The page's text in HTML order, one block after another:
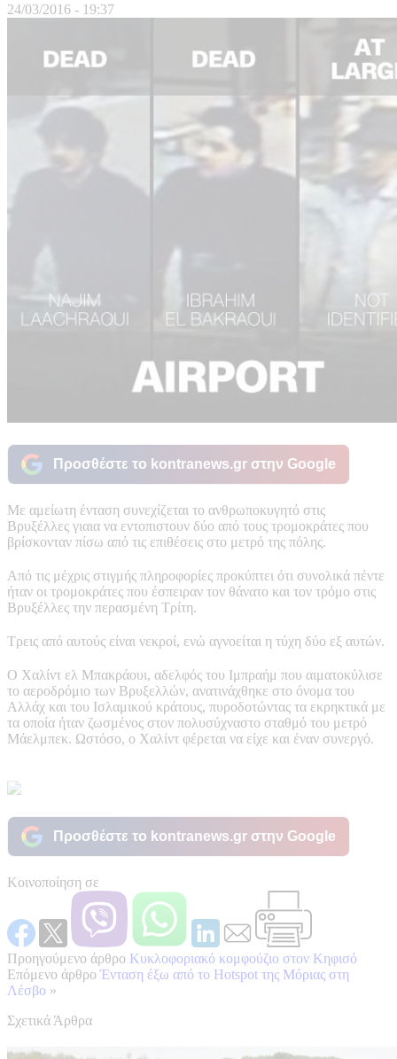
24/03/2016 - 19:37
Προσθέστε το kontranews.gr στην Google
Με αμείωτη ένταση συνεχίζεται το ανθρωποκυγητό στις
Βρυξέλλες γιαια να εντοπιστουν δύο από τους τρομοκράτες που
βρίσκονταν πίσω από τις επιθέσεις στο μετρό της πόλης.
Από τις μέχρις στιγμής πληροφορίες προκύπτει ότι συνολικά πέντε
ήταν οι τρομοκράτες που έσπειραν τον θάνατο και τον τρόμο στις
Βρυξέλλες την περασμένη Τρίτη.
Τρεις από αυτούς είναι νεκροί, ενώ αγνοείται η τύχη δύο εξ αυτών.
Ο Χαλίντ ελ Μπακράουι, αδελφός του Ιμπραήμ που αιματοκύλισε
το αεροδρόμιο των Βρυξελλών, ανατινάχθηκε στο όνομα του
Αλλάχ και του Ισλαμικού κράτους, πυροδοτώντας τα εκρηκτικά με
τα οποία ήταν ζωσμένος στον πολυσύχναστο σταθμό του μετρό
Μάελμπεκ. Ωστόσο, ο Χαλίντ φέρεται να είχε και έναν συνεργό.
Προσθέστε το kontranews.gr στην Google
Κοινοποίηση σε
Προηγούμενο άρθρο Κυκλοφοριακό κομφούζιο στον Κηφισό
Επόμενο άρθρο Ένταση έξω από το Hotspot της Μόριας στη
Λέσβο »
Σχετικά Άρθρα